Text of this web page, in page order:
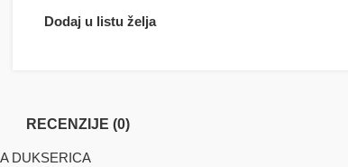
Dodaj u listu želja
RECENZIJE (0)
DUKSERICA